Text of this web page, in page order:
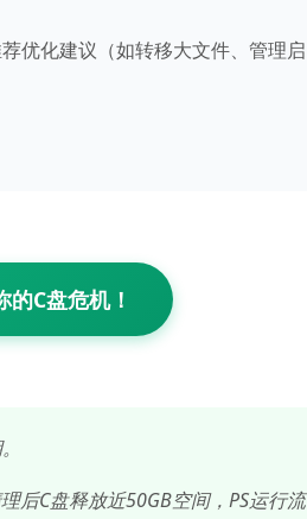
优化建议（如转移大文件、管理启
C盘危机！
后C盘释放近50GB空间，PS运行流